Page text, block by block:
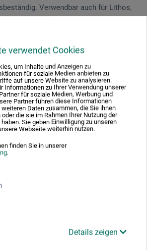
verwendet Cookies
um Inhalte und Anzeigen zu
für soziale Medien anbieten zu
auf unsere Website zu analysieren.
Informationen zu Ihrer Verwendung unserer
für soziale Medien, Werbung und
Partner führen diese Informationen
Daten zusammen, die Sie ihnen
die sie im Rahmen Ihrer Nutzung der
Sie geben Einwilligung zu unseren
Webseite weiterhin nutzen.
finden Sie in unserer
.
Details zeigen
Verwendbar auch für Lithos,
(0)
erste Bewertung zu diesem Produkt
PRODUKT BEWERTEN
Kontakt
die Kontaktdaten des Herstellers zu